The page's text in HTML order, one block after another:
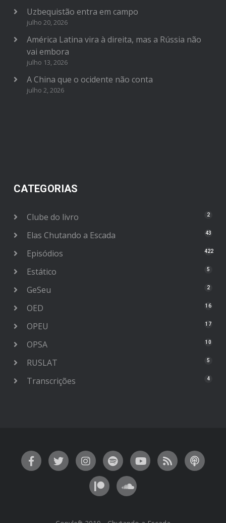
Uzbequistão entra em campo
julho 20, 2026
América Latina vira à direita, mas a Rússia não
vai embora
julho 13, 2026
A China que o ocidente não conta
julho 2, 2026
CATEGORIAS
Clube do livro 2
Elas Chutando a Escada 43
Episódios 422
Estático 5
GeSeu 2
OED 16
OPEU 17
OPSA 10
RUSLAT 5
Transcrições 4